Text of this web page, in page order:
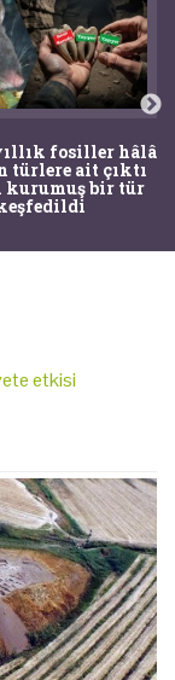
fosiller hâlâ
türlere ait çıktı
kurumuş bir tür
etkisi